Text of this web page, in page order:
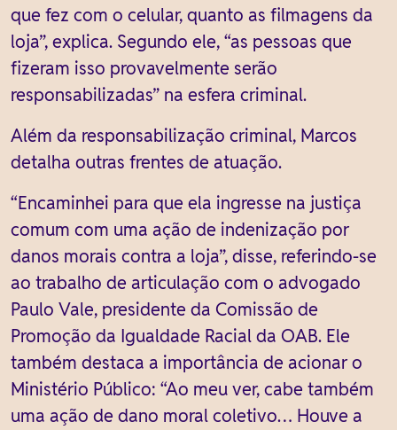
que fez com o celular, quanto as filmagens da
loja”, explica. Segundo ele, “as pessoas que
fizeram isso provavelmente serão
responsabilizadas” na esfera criminal.
Além da responsabilização criminal, Marcos
detalha outras frentes de atuação.
“Encaminhei para que ela ingresse na justiça
comum com uma ação de indenização por
danos morais contra a loja”, disse, referindo-se
ao trabalho de articulação com o advogado
Paulo Vale, presidente da Comissão de
Promoção da Igualdade Racial da OAB. Ele
também destaca a importância de acionar o
Ministério Público: “Ao meu ver, cabe também
uma ação de dano moral coletivo… Houve a